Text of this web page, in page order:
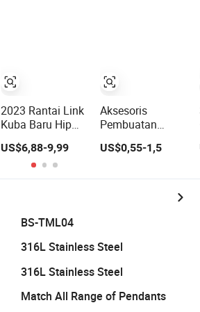
2023 Rantai Link
Kuba Baru Hip
Stainless Steel
Emas Perak
Potongan Berlian
Hop Perhiasan
Perhiasan
US$6,88-9,99
Aksesoris
Pembuatan
Curb Datar
Rolled yang
US$0,55-1,5
BS-TML04
316L Stainless Steel
316L Stainless Steel
Match All Range of Pendants